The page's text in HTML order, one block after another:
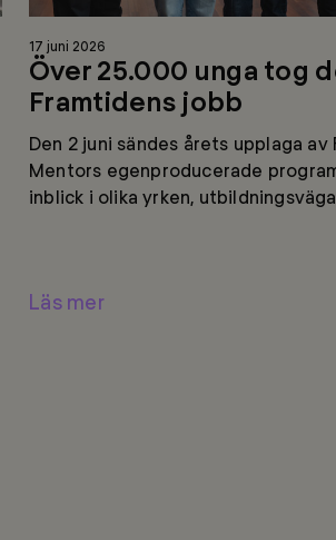
Läs
mer
17 juni 2026
Över 25.000 unga tog
Framtidens jobb
Den 2 juni sändes årets upplaga av
Mentors egenproducerade
inblick i olika yrken,
Läs mer